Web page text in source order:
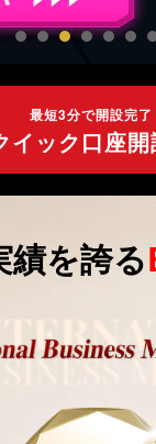
最短3分で開設完了
イック口座開
績を誇る